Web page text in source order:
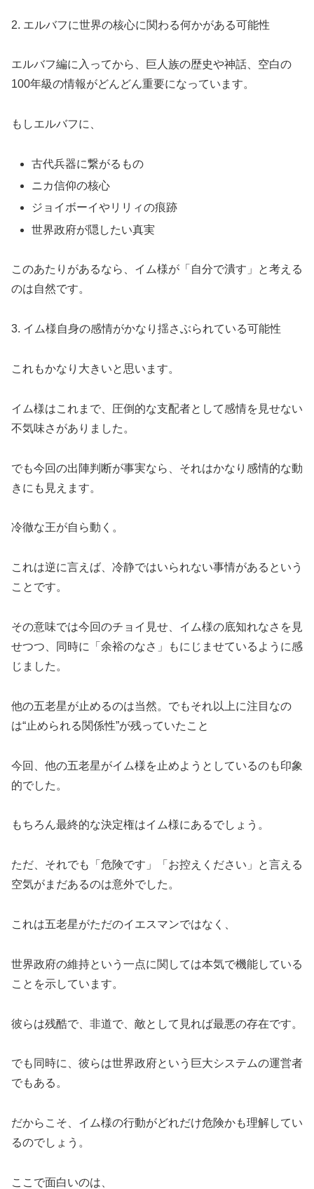
2. エルバフに世界の核心に関わる何かがある可能性
エルバフ編に入ってから、巨人族の歴史や神話、空白の
100年級の情報がどんどん重要になっています。
もしエルバフに、
古代兵器に繋がるもの
ニカ信仰の核心
ジョイボーイやリリィの痕跡
世界政府が隠したい真実
このあたりがあるなら、イム様が「自分で潰す」と考える
のは自然です。
3. イム様自身の感情がかなり揺さぶられている可能性
これもかなり大きいと思います。
イム様はこれまで、圧倒的な支配者として感情を見せない
不気味さがありました。
でも今回の出陣判断が事実なら、それはかなり感情的な動
きにも見えます。
冷徹な王が自ら動く。
これは逆に言えば、冷静ではいられない事情があるという
ことです。
その意味では今回のチョイ見せ、イム様の底知れなさを見
せつつ、同時に「余裕のなさ」もにじませているように感
じました。
他の五老星が止めるのは当然。でもそれ以上に注目なの
は“止められる関係性”が残っていたこと
今回、他の五老星がイム様を止めようとしているのも印象
的でした。
もちろん最終的な決定権はイム様にあるでしょう。
ただ、それでも「危険です」「お控えください」と言える
空気がまだあるのは意外でした。
これは五老星がただのイエスマンではなく、
世界政府の維持という一点に関しては本気で機能している
ことを示しています。
彼らは残酷で、非道で、敵として見れば最悪の存在です。
でも同時に、彼らは世界政府という巨大システムの運営者
でもある。
だからこそ、イム様の行動がどれだけ危険かも理解してい
るのでしょう。
ここで面白いのは、